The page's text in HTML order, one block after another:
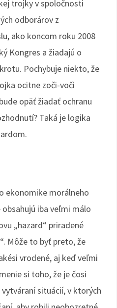
trojky v spoločnosti
odborárov z
ako koncom roku 2008
Kongres a žiadajú o
Pochybuje niekto, že
ocitne zoči-voči
opäť žiadať ochranu
Taká je logika
ekonomike morálneho
iba veľmi málo
„hazard“ priradené
Môže to byť preto, že
vrodené, aj keď veľmi
si toho, že je čosi
situácií, v ktorých